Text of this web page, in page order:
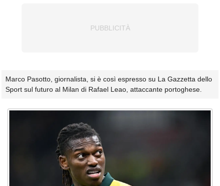
Marco Pasotto, giornalista, si è così espresso su La Gazzetta dello
Sport sul futuro al Milan di Rafael Leao, attaccante portoghese.